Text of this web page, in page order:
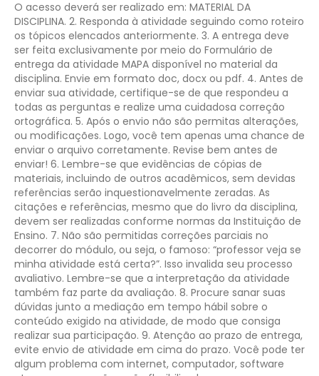
O acesso deverá ser realizado em: MATERIAL DA
DISCIPLINA. 2. Responda à atividade seguindo como roteiro
os tópicos elencados anteriormente. 3. A entrega deve
ser feita exclusivamente por meio do Formulário de
entrega da atividade MAPA disponível no material da
disciplina. Envie em formato doc, docx ou pdf. 4. Antes de
enviar sua atividade, certifique-se de que respondeu a
todas as perguntas e realize uma cuidadosa correção
ortográfica. 5. Após o envio não são permitas alterações,
ou modificações. Logo, você tem apenas uma chance de
enviar o arquivo corretamente. Revise bem antes de
enviar! 6. Lembre-se que evidências de cópias de
materiais, incluindo de outros acadêmicos, sem devidas
referências serão inquestionavelmente zeradas. As
citações e referências, mesmo que do livro da disciplina,
devem ser realizadas conforme normas da Instituição de
Ensino. 7. Não são permitidas correções parciais no
decorrer do módulo, ou seja, o famoso: “professor veja se
minha atividade está certa?”. Isso invalida seu processo
avaliativo. Lembre-se que a interpretação da atividade
também faz parte da avaliação. 8. Procure sanar suas
dúvidas junto a mediação em tempo hábil sobre o
conteúdo exigido na atividade, de modo que consiga
realizar sua participação. 9. Atenção ao prazo de entrega,
evite envio de atividade em cima do prazo. Você pode ter
algum problema com internet, computador, software